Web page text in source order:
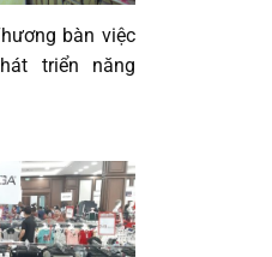
bàn việc
triển năng